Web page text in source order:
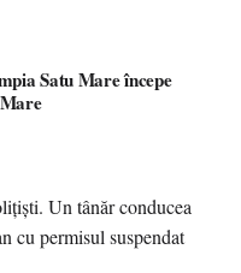
Satu Mare începe